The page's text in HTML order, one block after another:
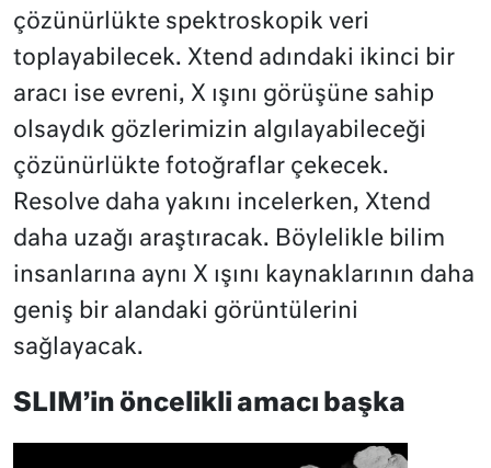
çözünürlükte spektroskopik veri
toplayabilecek. Xtend adındaki ikinci bir
aracı ise evreni, X ışını görüşüne sahip
olsaydık gözlerimizin algılayabileceği
çözünürlükte fotoğraflar çekecek.
Resolve daha yakını incelerken, Xtend
daha uzağı araştıracak. Böylelikle bilim
insanlarına aynı X ışını kaynaklarının daha
geniş bir alandaki görüntülerini
sağlayacak.
SLIM’in öncelikli amacı başka